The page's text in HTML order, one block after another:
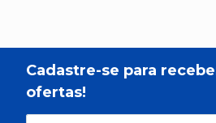
Cadastre-se para
ofertas!